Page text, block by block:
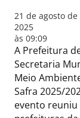
21 de agosto de
2025
às 09:09
A Prefeitura
Secretaria
Meio
Safra 2025/
evento